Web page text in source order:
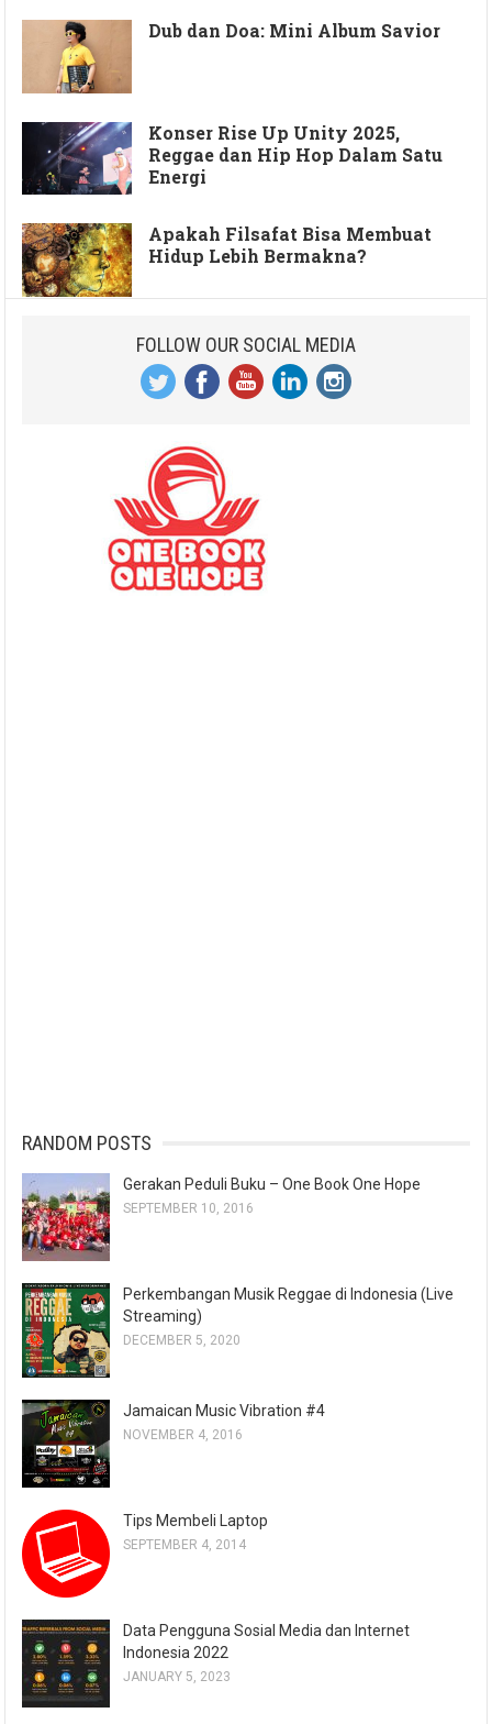
Dub dan Doa: Mini Album Savior
Konser Rise Up Unity 2025,
Reggae dan Hip Hop Dalam Satu
Energi
Apakah Filsafat Bisa Membuat
Hidup Lebih Bermakna?
FOLLOW OUR SOCIAL MEDIA
RANDOM POSTS
Gerakan Peduli Buku – One Book One Hope
SEPTEMBER 10, 2016
Perkembangan Musik Reggae di Indonesia (Live
Streaming)
DECEMBER 5, 2020
Jamaican Music Vibration #4
NOVEMBER 4, 2016
Tips Membeli Laptop
SEPTEMBER 4, 2014
Data Pengguna Sosial Media dan Internet
Indonesia 2022
JANUARY 5, 2023